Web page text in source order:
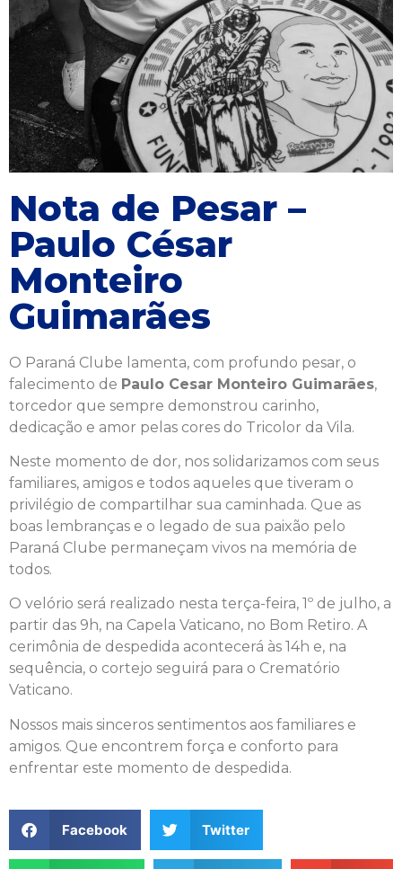
Nota de Pesar –
Paulo César
Monteiro
Guimarães
O Paraná Clube lamenta, com profundo pesar, o
falecimento de Paulo Cesar Monteiro Guimarães,
torcedor que sempre demonstrou carinho,
dedicação e amor pelas cores do Tricolor da Vila.
Neste momento de dor, nos solidarizamos com seus
familiares, amigos e todos aqueles que tiveram o
privilégio de compartilhar sua caminhada. Que as
boas lembranças e o legado de sua paixão pelo
Paraná Clube permaneçam vivos na memória de
todos.
O velório será realizado nesta terça-feira, 1º de julho, a
partir das 9h, na Capela Vaticano, no Bom Retiro. A
cerimônia de despedida acontecerá às 14h e, na
sequência, o cortejo seguirá para o Crematório
Vaticano.
Nossos mais sinceros sentimentos aos familiares e
amigos. Que encontrem força e conforto para
enfrentar este momento de despedida.
Facebook Twitter